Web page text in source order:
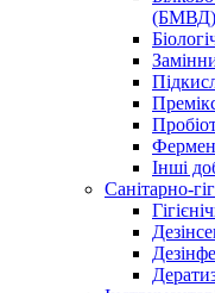
(БМВД)
Інші
Санітарно-